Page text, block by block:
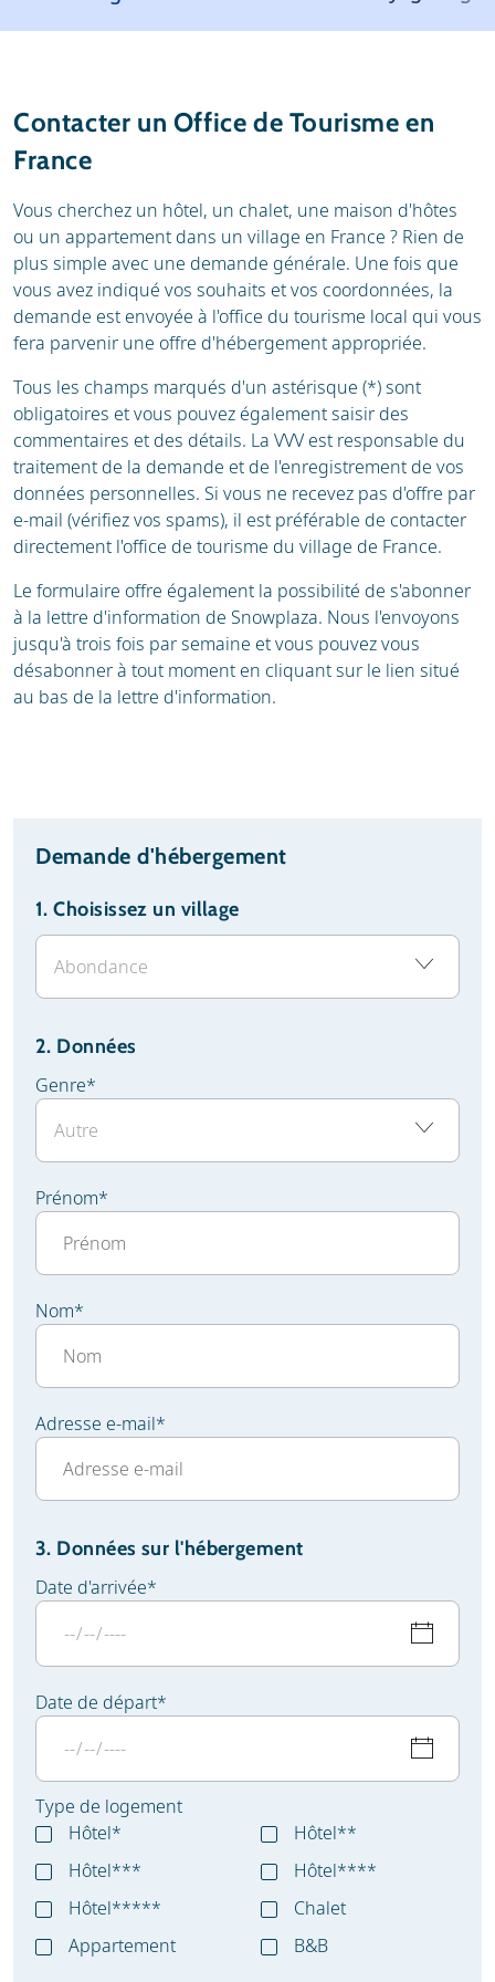
Avis
Contacter un Office de Tourisme en
France
Vous cherchez un hôtel, un chalet, une maison d'hôtes
ou un appartement dans un village en France ? Rien de
plus simple avec une demande générale. Une fois que
vous avez indiqué vos souhaits et vos coordonnées, la
demande est envoyée à l'office du tourisme local qui vous
fera parvenir une offre d'hébergement appropriée.
Tous les champs marqués d'un astérisque (*) sont
obligatoires et vous pouvez également saisir des
commentaires et des détails. La VVV est responsable du
traitement de la demande et de l'enregistrement de vos
données personnelles. Si vous ne recevez pas d'offre par
e-mail (vérifiez vos spams), il est préférable de contacter
directement l'office de tourisme du village de France.
Le formulaire offre également la possibilité de s'abonner
à la lettre d'information de Snowplaza. Nous l'envoyons
jusqu'à trois fois par semaine et vous pouvez vous
désabonner à tout moment en cliquant sur le lien situé
au bas de la lettre d'information.
Demande d'hébergement
1.Choisissez un village
2. Données
Genre*
Prénom*
Nom*
Adresse e-mail*
3. Données sur l'hébergement
Date d'arrivée*
Date de départ*
Type de logement
Hôtel*
Hôtel**
Hôtel***
Hôtel****
Hôtel*****
Chalet
Appartement
B&B